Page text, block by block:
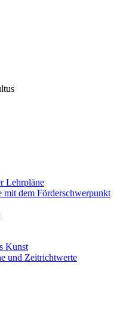
Lehrpläne
mit dem Förderschwerpunkt
Kunst
und Zeitrichtwerte